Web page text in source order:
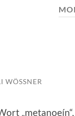
WÖSSNER